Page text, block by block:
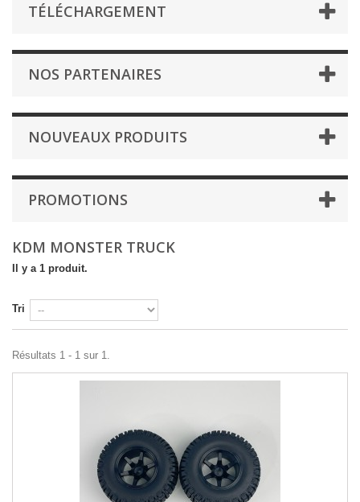
TÉLÉCHARGEMENT
NOS PARTENAIRES
NOUVEAUX PRODUITS
PROMOTIONS
KDM MONSTER TRUCK
Il y a 1 produit.
Tri
Résultats 1 - 1 sur 1.